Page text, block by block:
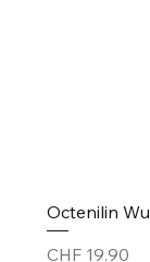
Octenilin
Price
CHF 19.90